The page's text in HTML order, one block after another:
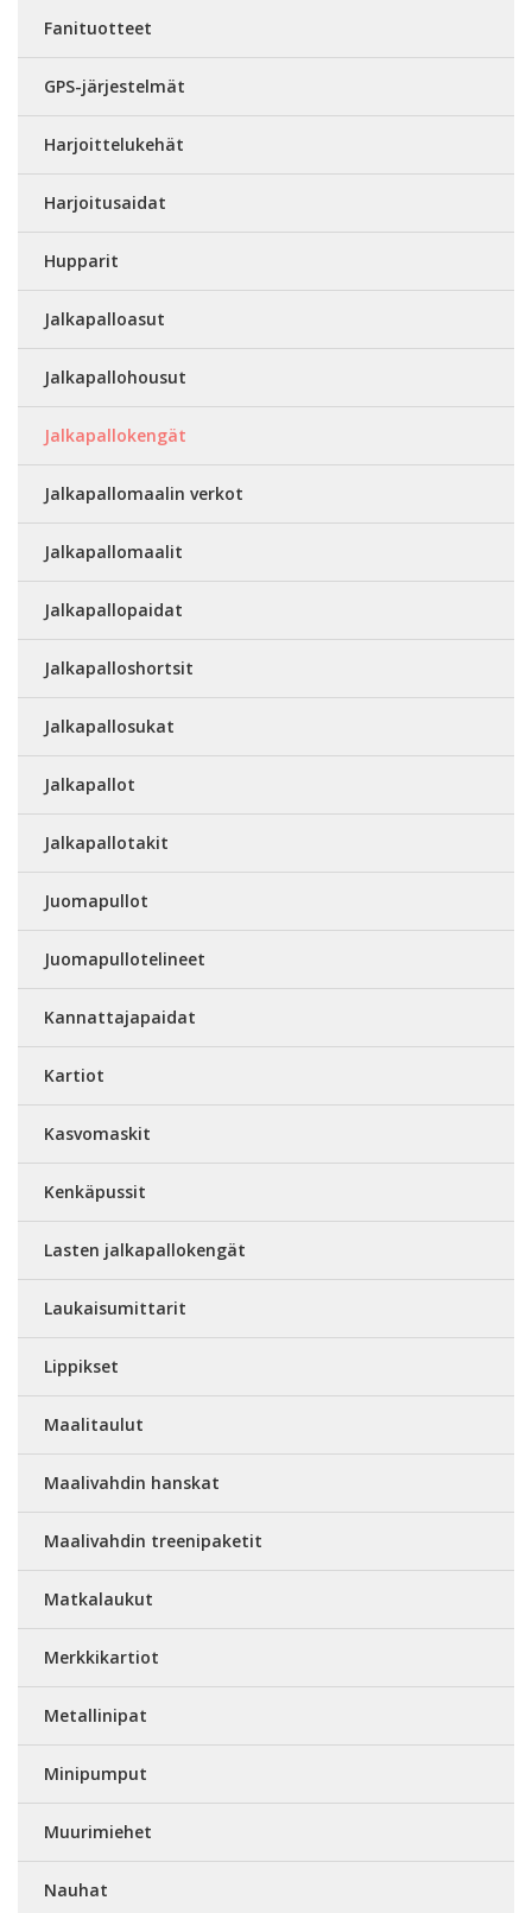
Fanituotteet
GPS-järjestelmät
Harjoittelukehät
Harjoitusaidat
Hupparit
Jalkapalloasut
Jalkapallohousut
Jalkapallokengät
Jalkapallomaalin verkot
Jalkapallomaalit
Jalkapallopaidat
Jalkapalloshortsit
Jalkapallosukat
Jalkapallot
Jalkapallotakit
Juomapullot
Juomapullotelineet
Kannattajapaidat
Kartiot
Kasvomaskit
Kenkäpussit
Lasten jalkapallokengät
Laukaisumittarit
Lippikset
Maalitaulut
Maalivahdin hanskat
Maalivahdin treenipaketit
Matkalaukut
Merkkikartiot
Metallinipat
Minipumput
Muurimiehet
Nauhat